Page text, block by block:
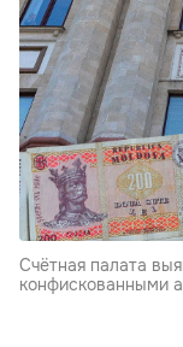
Счётная палата
конфискованными